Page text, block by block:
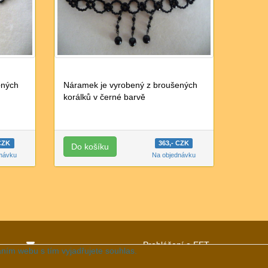
Náramek je vyrobený z broušených
korálků v černé barvě
363,- CZK
Na objednávku
z.machatova@seznam.cz
Prohlášení o EET
webu s tím vyjadřujete souhlas.